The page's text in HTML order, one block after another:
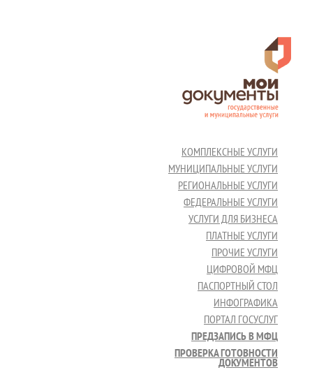
КОМПЛЕКСНЫЕ УСЛУГИ
МУНИЦИПАЛЬНЫЕ УСЛУГИ
РЕГИОНАЛЬНЫЕ УСЛУГИ
ФЕДЕРАЛЬНЫЕ УСЛУГИ
УСЛУГИ ДЛЯ БИЗНЕСА
ПЛАТНЫЕ УСЛУГИ
ПРОЧИЕ УСЛУГИ
ЦИФРОВОЙ МФЦ
ПАСПОРТНЫЙ СТОЛ
ИНФОГРАФИКА
ПОРТАЛ ГОСУСЛУГ
ПРЕДЗАПИСЬ В МФЦ
ПРОВЕРКА ГОТОВНОСТИ
ДОКУМЕНТОВ